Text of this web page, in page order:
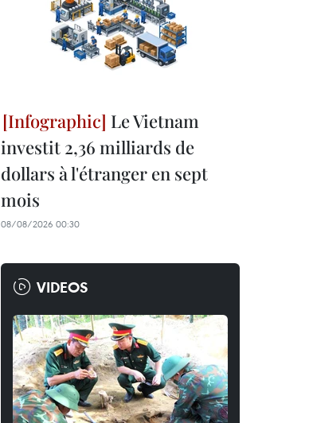
Le Vietnam
investit 2,36 milliards de
dollars à l'étranger en sept
mois
08/08/2026 00:30
VIDEOS